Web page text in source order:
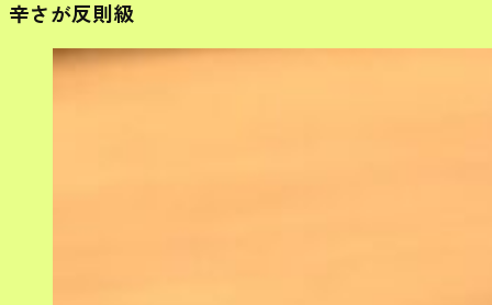
辛さが反則級